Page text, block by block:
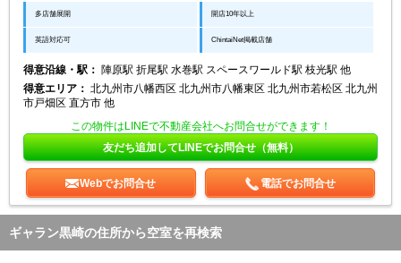
多店舗展開 開店10年以上
英語対応可 ChintaiNet掲載店舗
得意沿線・駅：
陣原駅 折尾駅 水巻駅 スペースワールド駅 枝光駅 他
得意エリア： 北九州市八幡西区 北九州市八幡東区 北九州市若松区 北九州
市戸畑区 直方市 他
この物件はLINEで不動産会社へお問合せができます！
友だち追加してLINEでお問合せ（無料）
Webでお問合せ 電話でお問合せ
ギャラン黒崎の住所から空室を再検索